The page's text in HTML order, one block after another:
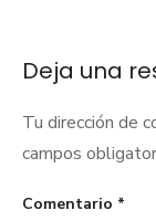
Deja una
Tu dirección de
campos
Comentario *